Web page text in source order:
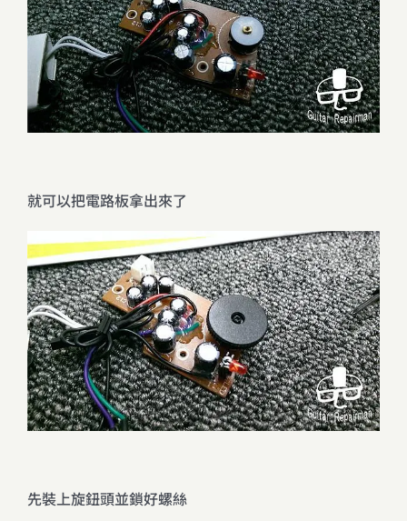
就可以把電路板拿出來了
先裝上旋鈕頭並鎖好螺絲